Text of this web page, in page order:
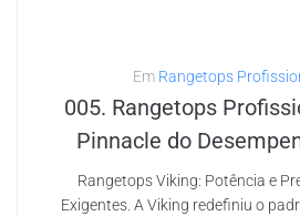
Em Rangetops
005. Rangetops
Pinnacle do
Rangetops Viking: Potência e
Exigentes. A Viking redefiniu o